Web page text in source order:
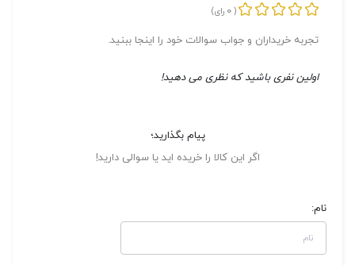
(
0 رای)
تجربه خریداران و جواب سوالات خود را اینجا ببنید.
اولین نفری باشید که نظری می دهید!
پیام بگذارید؛
اگر این کالا را خریده اید یا سوالی دارید!
نام: